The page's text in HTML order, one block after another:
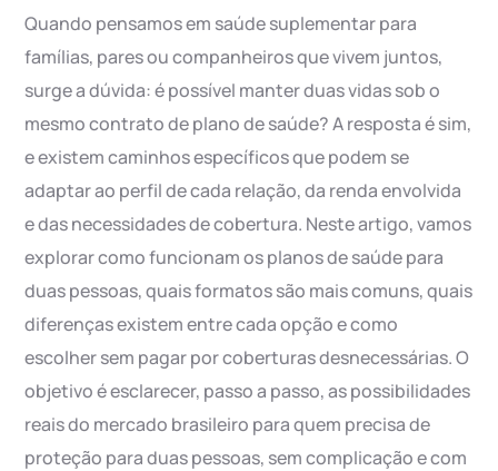
Quando pensamos em saúde suplementar para
famílias, pares ou companheiros que vivem juntos,
surge a dúvida: é possível manter duas vidas sob o
mesmo contrato de plano de saúde? A resposta é sim,
e existem caminhos específicos que podem se
adaptar ao perfil de cada relação, da renda envolvida
e das necessidades de cobertura. Neste artigo, vamos
explorar como funcionam os planos de saúde para
duas pessoas, quais formatos são mais comuns, quais
diferenças existem entre cada opção e como
escolher sem pagar por coberturas desnecessárias. O
objetivo é esclarecer, passo a passo, as possibilidades
reais do mercado brasileiro para quem precisa de
proteção para duas pessoas, sem complicação e com